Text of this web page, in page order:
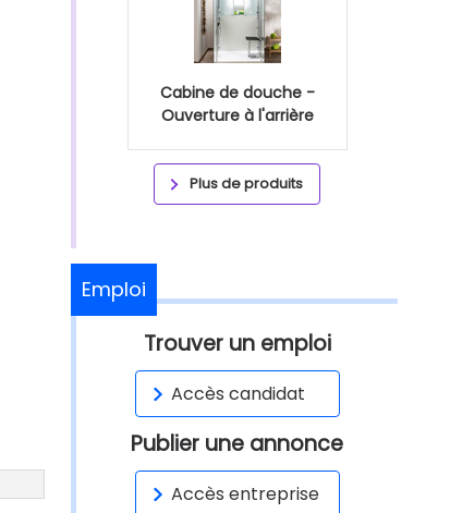
Cabine de douche -
Ouverture à l'arrière
Plus de produits
Emploi
Trouver un emploi
Accès candidat
Publier une annonce
Accès entreprise